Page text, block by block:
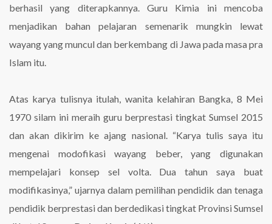
berhasil yang diterapkannya. Guru Kimia ini mencoba
menjadikan bahan pelajaran semenarik mungkin lewat
wayang yang muncul dan berkembang di Jawa pada masa pra
Islam itu.
Atas karya tulisnya itulah, wanita kelahiran Bangka, 8 Mei
1970 silam ini meraih guru berprestasi tingkat Sumsel 2015
dan akan dikirim ke ajang nasional. “Karya tulis saya itu
mengenai modofikasi wayang beber, yang digunakan
mempelajari konsep sel volta. Dua tahun saya buat
modifikasinya,” ujarnya dalam pemilihan pendidik dan tenaga
pendidik berprestasi dan berdedikasi tingkat Provinsi Sumsel